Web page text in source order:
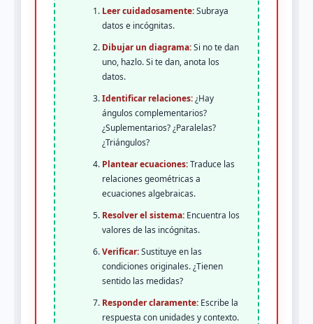
Leer cuidadosamente:Subraya
datos e incógnitas.
Dibujar un diagrama:Si no te dan
uno, hazlo. Si te dan, anota los
datos.
Identificar relaciones:¿Hay
ángulos complementarios?
¿Suplementarios? ¿Paralelas?
¿Triángulos?
Plantear ecuaciones:Traduce las
relaciones geométricas a
ecuaciones algebraicas.
Resolver el sistema: Encuentra los
valores de las incógnitas.
Verificar:Sustituye en las
condiciones originales. ¿Tienen
sentido las medidas?
Responder claramente: Escribe la
respuesta con unidades y contexto.